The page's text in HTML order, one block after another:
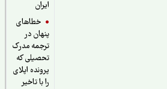
خطاهای
پنهان در
ترجمه مدرک
تحصیلی که
پرونده اپلای
را با تاخیر